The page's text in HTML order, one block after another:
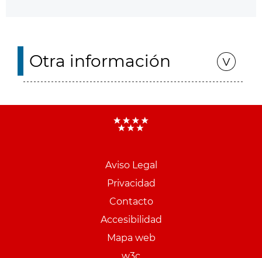
Otra información
Aviso Legal
Privacidad
Contacto
Accesibilidad
Mapa web